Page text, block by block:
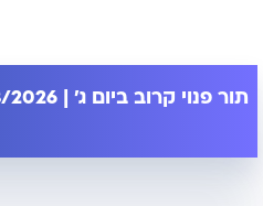
תור פנוי קרוב ביום ג' | 25/08/2026